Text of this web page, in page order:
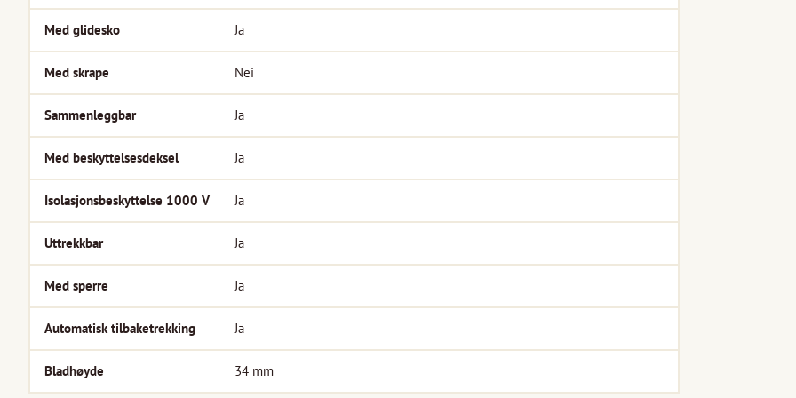
Med glidesko Ja
Med skrape Nei
Sammenleggbar Ja
Med beskyttelsesdeksel Ja
Isolasjonsbeskyttelse 1000 V Ja
Uttrekkbar Ja
Med sperre Ja
Automatisk tilbaketrekking Ja
Bladhøyde 34 mm